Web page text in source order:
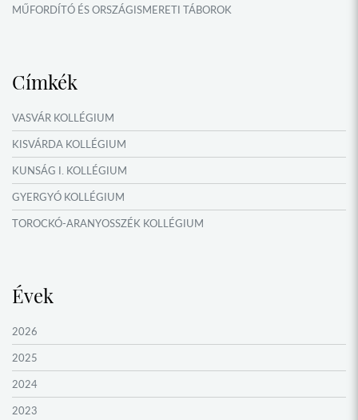
MŰFORDÍTÓ ÉS ORSZÁGISMERETI TÁBOROK
Címkék
VASVÁR KOLLÉGIUM
KISVÁRDA KOLLÉGIUM
KUNSÁG I. KOLLÉGIUM
GYERGYÓ KOLLÉGIUM
TOROCKÓ-ARANYOSSZÉK KOLLÉGIUM
GARAM MENTI KOLLÉGIUM
ŐRVIDÉK KOLLÉGIUM
MOLDVAI CSÁNGÓ KOLLÉGIUM
HEGYKÖZ KOLLÉGIUM
ZENTA KOLLÉGIUM
Évek
2026
2025
2024
2023